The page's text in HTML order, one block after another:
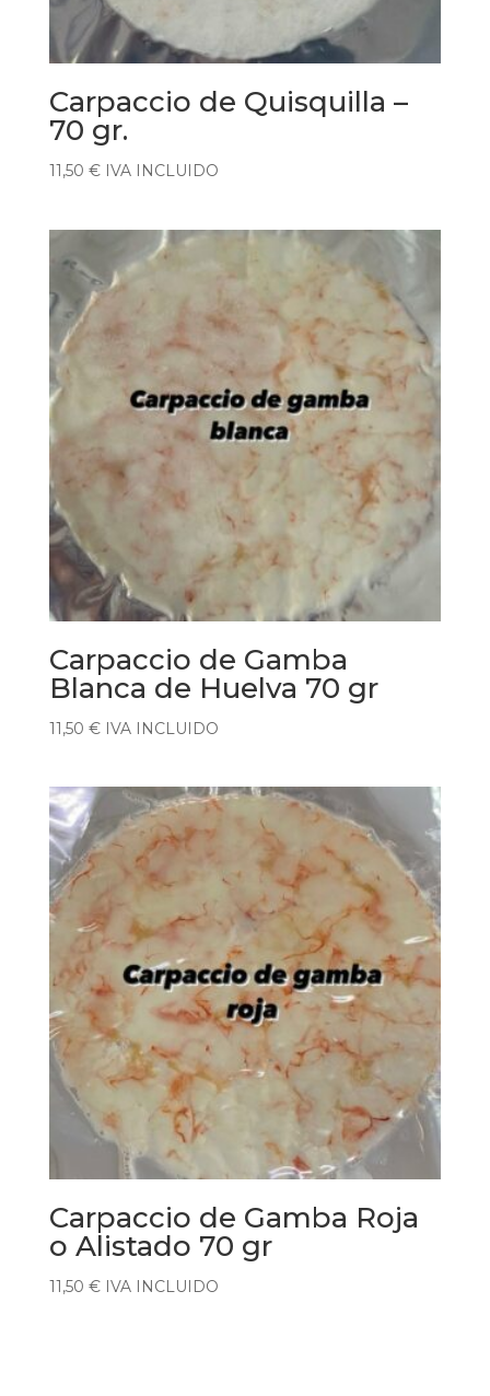
Carpaccio de Quisquilla –
70 gr.
11,50 € IVA INCLUIDO
Carpaccio de Gamba
Blanca de Huelva 70 gr
11,50 € IVA INCLUIDO
Carpaccio de Gamba Roja
o Alistado 70 gr
11,50 € IVA INCLUIDO